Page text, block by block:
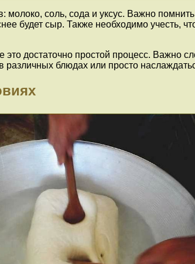
молоко, соль, сода и уксус. Важно
будет сыр. Также необходимо учесть,
достаточно простой процесс. Важно
различных блюдах или просто